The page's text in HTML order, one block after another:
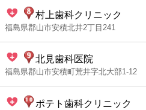
村上歯科クリニック
福島県郡山市安積北井2丁目241
北見歯科医院
福島県郡山市安積町荒井字北大部1-12
ポテト歯科クリニック